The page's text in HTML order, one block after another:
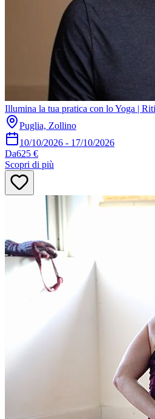
Illumina la tua pratica con lo Yoga |
Puglia, Zollino
10/10/2026 - 17/10/2026
Da625 €
Scopri di più